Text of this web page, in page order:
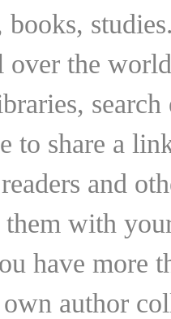
books,
over the
to share a
and
them with
have more
author